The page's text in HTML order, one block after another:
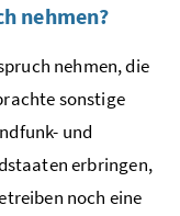
nehmen?
nehmen, die
sonstige
und
erbringen,
noch eine